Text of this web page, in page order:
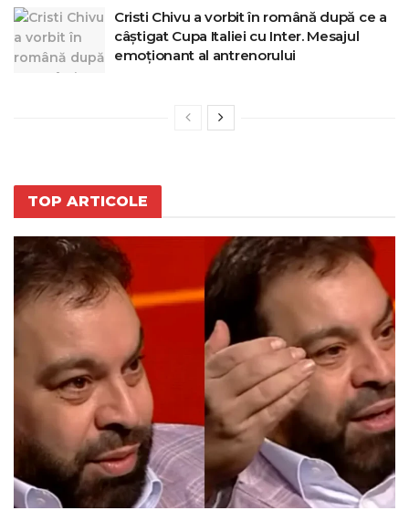
Cristi Chivu a vorbit în română după ce a
câștigat Cupa Italiei cu Inter. Mesajul
emoționant al antrenorului
TOP ARTICOLE